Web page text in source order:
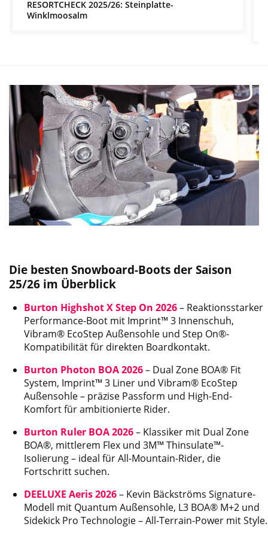
RESORTCHECK 2025/26: Steinplatte-
Winklmoosalm
Die besten Snowboard-Boots der Saison
25/26 im Überblick
Burton Highshot X Step On 2026– Reaktionsstarker
Performance-Boot mit Imprint™ 3 Innenschuh,
Vibram® EcoStep Außensohle und Step On®-
Kompatibilität für direkten Boardkontakt.
Burton Photon BOA 2026– Dual Zone BOA® Fit
System, Imprint™ 3 Liner und Vibram® EcoStep
Außensohle – präzise Passform und High-End-
Komfort für ambitionierte Rider.
Burton Ruler BOA 2026– Klassiker mit Dual Zone
BOA®, mittlerem Flex und 3M™ Thinsulate™-
Isolierung – ideal für All-Mountain-Rider, die
Fortschritt suchen.
DEELUXE Aeris 2026– Kevin Bäckströms Signature-
Modell mit Quantum Außensohle, L3 BOA® M+2 und
Sidekick Pro Technologie – All-Terrain-Power mit Style.